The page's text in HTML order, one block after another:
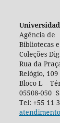
Agência de
Bibliotecas e
Coleções
Rua da
Relógio, 109
Bloco L –
05508-050
Tel: +55